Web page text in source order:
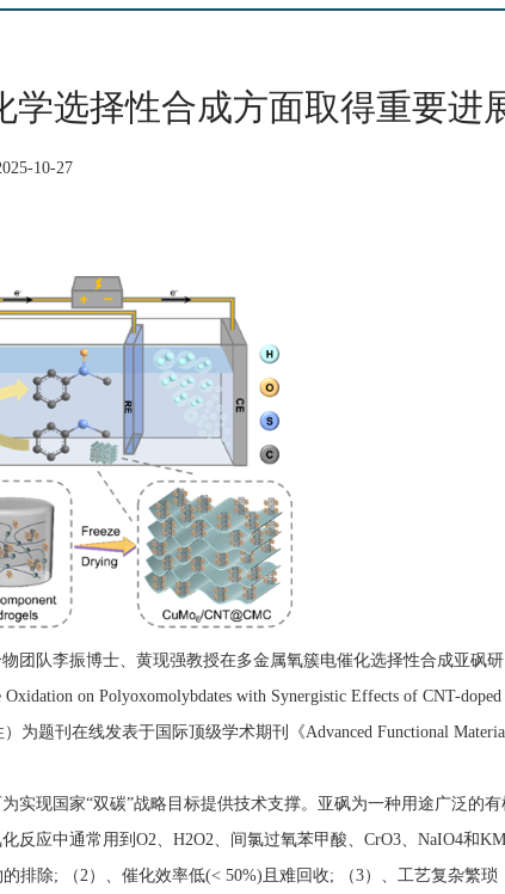
选择性合成方面取得重要进
10-27
队李振博士、黄现强教授在多金属氧簇电催化选择性合成亚砜
on Polyoxomolybdates with Synergistic Effects of CNT-doped
为题刊在线发表于国际顶级学术期刊《Advanced Functional
现国家“双碳”战略目标提供技术支撑。亚砜为一种用途广泛的有
应中通常用到O2、H2O2、间氯过氧苯甲酸、CrO3、NaIO4和
排除; （2）、催化效率低(< 50%)且难回收; （3）、工艺复杂繁琐